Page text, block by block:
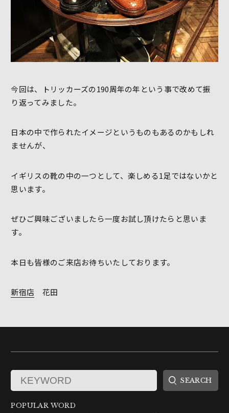
今回は、トリッカーズの190周年の年という事で改めて振
り返ってみました。
日本の中で作られたイメージというものもあるのかもしれ
ませんが、
イギリスの靴の中の一つとして、楽しめる1足ではないかと
思います。
ぜひご興味ございましたら一度お試し頂けたらと思いま
す。
本日も皆様のご来店お待ちいたしております。
新宿店 花田
POPULAR WORD